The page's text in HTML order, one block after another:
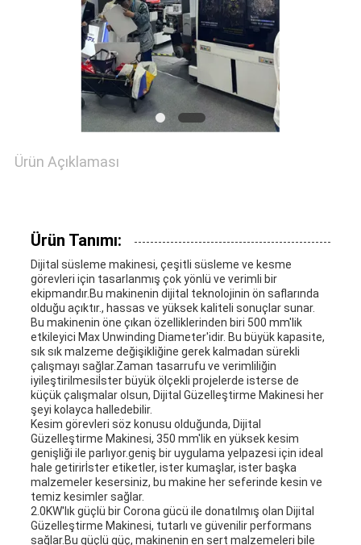
VAKALAR
HARITASI
GIZLILIK
Ürün Açıklaması
Ürün Tanımı:
Dijital süsleme makinesi, çeşitli süsleme ve kesme
görevleri için tasarlanmış çok yönlü ve verimli bir
ekipmandır.Bu makinenin dijital teknolojinin ön saflarında
olduğu açıktır., hassas ve yüksek kaliteli sonuçlar sunar.
Bu makinenin öne çıkan özelliklerinden biri 500 mm'lik
etkileyici Max Unwinding Diameter'idir. Bu büyük kapasite,
sık sık malzeme değişikliğine gerek kalmadan sürekli
çalışmayı sağlar.Zaman tasarrufu ve verimliliğin
iyileştirilmesiİster büyük ölçekli projelerde isterse de
küçük çalışmalar olsun, Dijital Güzelleştirme Makinesi her
şeyi kolayca halledebilir.
Kesim görevleri söz konusu olduğunda, Dijital
Güzelleştirme Makinesi, 350 mm'lik en yüksek kesim
genişliği ile parlıyor.geniş bir uygulama yelpazesi için ideal
hale getirirİster etiketler, ister kumaşlar, ister başka
malzemeler kesersiniz, bu makine her seferinde kesin ve
temiz kesimler sağlar.
2.0KW'lık güçlü bir Corona gücü ile donatılmış olan Dijital
Güzelleştirme Makinesi, tutarlı ve güvenilir performans
sağlar.Bu güçlü güç, makinenin en sert malzemeleri bile